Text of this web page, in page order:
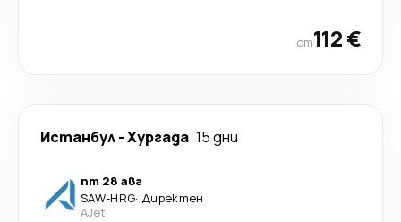
от112 €
Истанбул-Хургада 15 дни
пт 28 авг
SAW-HRG· Директен
AJet